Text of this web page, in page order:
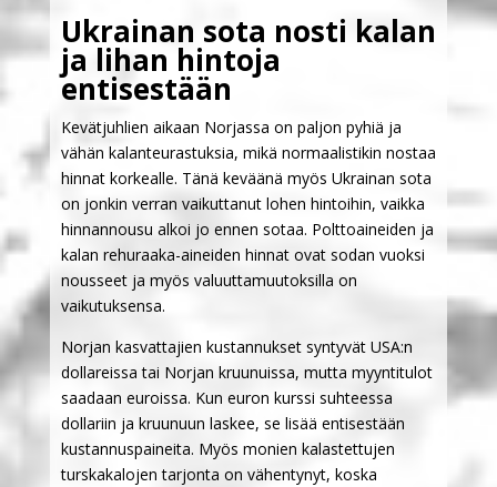
Ukrainan sota nosti kalan
ja lihan hintoja
entisestään
Kevätjuhlien aikaan Norjassa on paljon pyhiä ja
vähän kalanteurastuksia, mikä normaalistikin nostaa
hinnat korkealle. Tänä keväänä myös Ukrainan sota
on jonkin verran vaikuttanut lohen hintoihin, vaikka
hinnannousu alkoi jo ennen sotaa. Polttoaineiden ja
kalan rehuraaka-aineiden hinnat ovat sodan vuoksi
nousseet ja myös valuuttamuutoksilla on
vaikutuksensa.
Norjan kasvattajien kustannukset syntyvät USA:n
dollareissa tai Norjan kruunuissa, mutta myyntitulot
saadaan euroissa. Kun euron kurssi suhteessa
dollariin ja kruunuun laskee, se lisää entisestään
kustannuspaineita. Myös monien kalastettujen
turskakalojen tarjonta on vähentynyt, koska